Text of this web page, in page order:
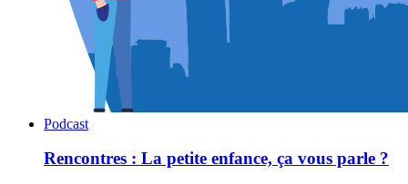
Podcast
Rencontres : La petite enfance, ça vous parle ?